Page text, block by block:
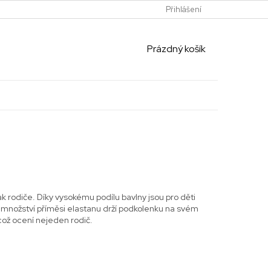
Přihlášení
NÁKUPNÍ
Prázdný košík
rodiče. Díky vysokému podílu bavlny jsou pro děti
příměsi elastanu drží podkolenku na svém
ocení nejeden rodič.